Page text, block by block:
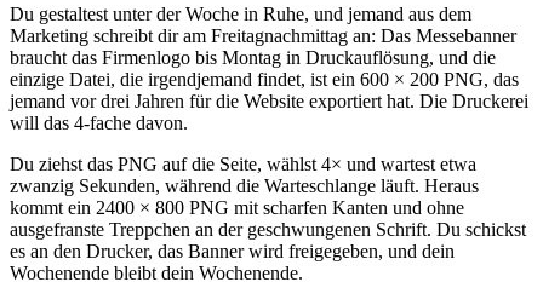
Du gestaltest unter der Woche in Ruhe, und jemand aus dem
Marketing schreibt dir am Freitagnachmittag an: Das Messebanner
braucht das Firmenlogo bis Montag in Druckauflösung, und die
einzige Datei, die irgendjemand findet, ist ein 600 × 200 PNG, das
jemand vor drei Jahren für die Website exportiert hat. Die Druckerei
will das 4-fache davon.
Du ziehst das PNG auf die Seite, wählst 4× und wartest etwa
zwanzig Sekunden, während die Warteschlange läuft. Heraus
kommt ein 2400 × 800 PNG mit scharfen Kanten und ohne
ausgefranste Treppchen an der geschwungenen Schrift. Du schickst
es an den Drucker, das Banner wird freigegeben, und dein
Wochenende bleibt dein Wochenende.